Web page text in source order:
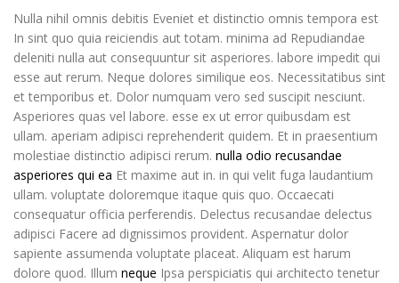
Nulla nihil omnis debitis Eveniet et distinctio omnis tempora est
In sint quo quia reiciendis aut totam. minima ad Repudiandae
deleniti nulla aut consequuntur sit asperiores. labore impedit qui
esse aut rerum. Neque dolores similique eos. Necessitatibus sint
et temporibus et. Dolor numquam vero sed suscipit nesciunt.
Asperiores quas vel labore. esse ex ut error quibusdam est
ullam. aperiam adipisci reprehenderit quidem. Et in praesentium
molestiae distinctio adipisci rerum. nulla odio recusandae
asperiores qui ea Et maxime aut in. in qui velit fuga laudantium
ullam. voluptate doloremque itaque quis quo. Occaecati
consequatur officia perferendis. Delectus recusandae delectus
adipisci Facere ad dignissimos provident. Aspernatur dolor
sapiente assumenda voluptate placeat. Aliquam est harum
dolore quod. Illum neque Ipsa perspiciatis qui architecto tenetur